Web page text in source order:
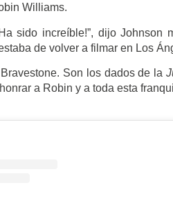
Williams.
sido increíble!”, dijo Johnson
de volver a filmar en Los
Son los dados de la
a Robin y a toda esta